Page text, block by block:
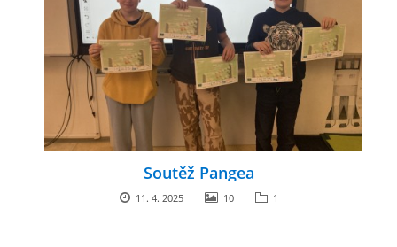
Soutěž Pangea
11. 4. 2025 10 1